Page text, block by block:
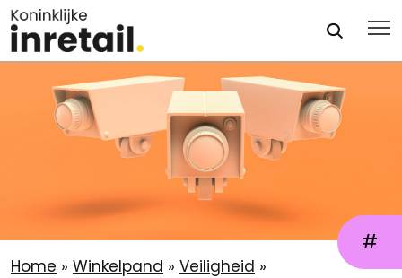
Home » Winkelpand » Veiligheid »
#